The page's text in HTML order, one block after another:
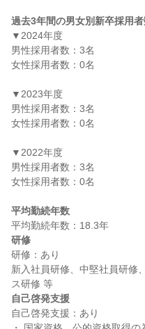
過去3年間の男女別新卒採用
▼2024年度
男性採用者数：3名
女性採用者数：0名
▼2023年度
男性採用者数：3名
女性採用者数：0名
▼2022年度
男性採用者数：3名
女性採用者数：0名
平均勤続年数
研修
研修：あり
新入社員研修、中堅社員研修
自己啓発支援
自己啓発支援：あり